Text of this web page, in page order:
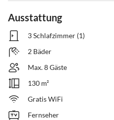
Ausstattung
3 Schlafzimmer (1)
2 Bäder
Max. 8 Gäste
130 m²
Gratis WiFi
Fernseher